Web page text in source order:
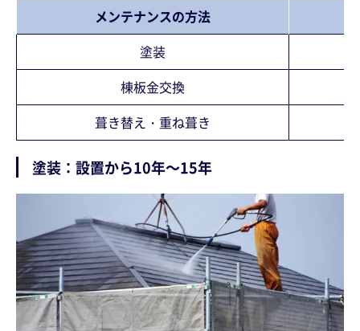
メンテナンスの方法
塗装
棟板金交換
葺き替え・重ね葺き
塗装：設置から10年～15年